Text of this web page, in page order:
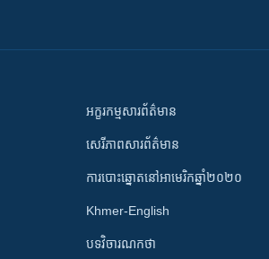
អក្ខរកម្មសារព័ត៌មាន
សេរីភាពសារព័ត៌មាន
ការបោះឆ្នោតនៅអាមេរិកឆ្នាំ២០២០
Khmer-English
បទវិចារណកថា